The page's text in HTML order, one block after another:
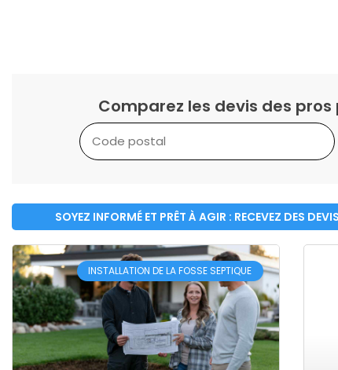
Comparez les devis des pros
SOYEZ INFORMÉ ET PRÊT À AGIR : RECEVEZ DES
INSTALLATION DE LA FOSSE SEPTIQUE